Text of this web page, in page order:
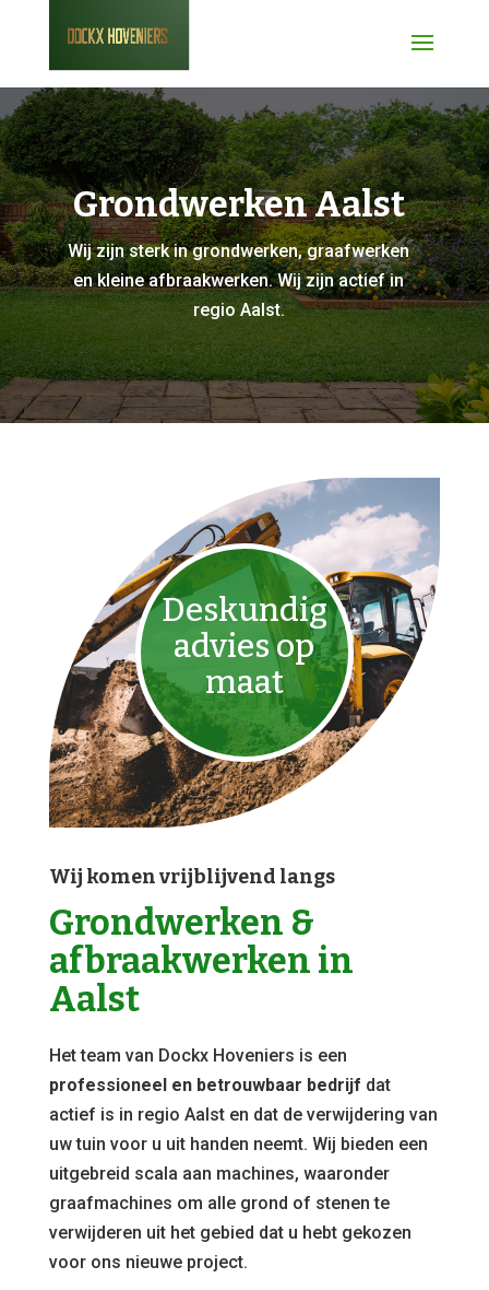
Grondwerken Aalst
Wij zijn sterk in grondwerken, graafwerken
en kleine afbraakwerken. Wij zijn actief in
regio Aalst.
Deskundig
advies op
maat
Wij komen vrijblijvend langs
Grondwerken &
afbraakwerken in
Aalst
Het team van Dockx Hoveniers is een
professioneel en betrouwbaar bedrijf dat
actief is in regio Aalst en dat de verwijdering van
uw tuin voor u uit handen neemt. Wij bieden een
uitgebreid scala aan machines, waaronder
graafmachines om alle grond of stenen te
verwijderen uit het gebied dat u hebt gekozen
voor ons nieuwe project.